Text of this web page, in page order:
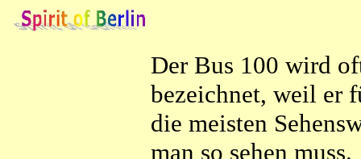
Der Bus 100 wird
bezeichnet, weil er
die meisten
man so sehen muss.